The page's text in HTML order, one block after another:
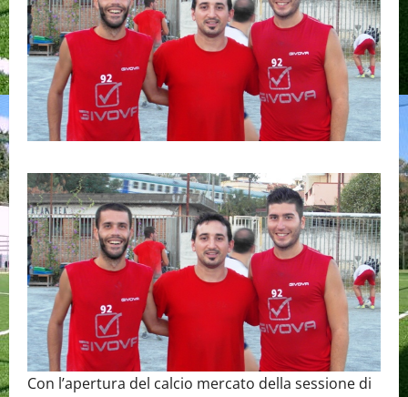
Con l’apertura del calcio mercato della sessione di